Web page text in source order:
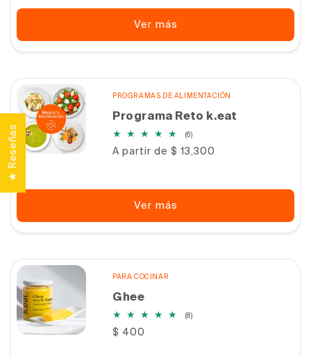
Ver más
PROGRAMAS DE ALIMENTACIÓN
Programa Reto k.eat
(6)6
totales
Precio
A partir de $ 13,300
Ver más
PARA COCINAR
Ghee
(8)8
Precio
$ 400
★ Reseñas